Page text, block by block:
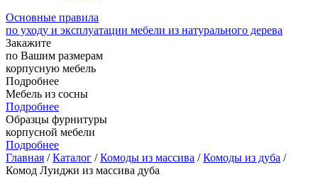
Основные правила
по уходу и эксплуатации мебели из натурального дерева
Закажите
по Вашим размерам
корпусную мебель
Подробнее
Мебель из сосны
Подробнее
Образцы фурнитуры
корпусной мебели
Подробнее
Главная /Каталог /Комоды из массива /Комоды из дуба /
Комод Луиджи из массива дуба